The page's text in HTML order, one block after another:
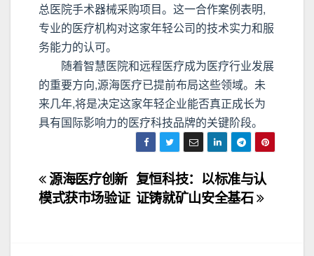
总医院手术器械采购项目。这一合作案例表明,
专业的医疗机构对这家年轻公司的技术实力和服
务能力的认可。
随着智慧医院和远程医疗成为医疗行业发展
的重要方向,源海医疗已提前布局这些领域。未
来几年,将是决定这家年轻企业能否真正成长为
具有国际影响力的医疗科技品牌的关键阶段。
文
章
复恒科技：以标准与认
证铸就矿山安全基石
源海医疗创新
模式获市场验证​